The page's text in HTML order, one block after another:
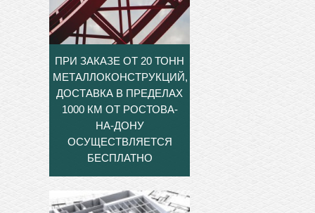
ПРИ ЗАКАЗЕ ОТ 20 ТОНН
МЕТАЛЛОКОНСТРУКЦИЙ,
ДОСТАВКА В ПРЕДЕЛАХ
1000 КМ ОТ РОСТОВА-
НА-ДОНУ
ОСУЩЕСТВЛЯЕТСЯ
БЕСПЛАТНО